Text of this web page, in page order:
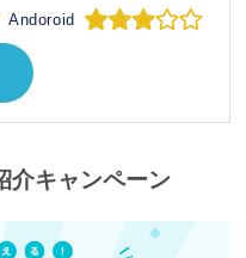
Andoroid
介キャンペーン